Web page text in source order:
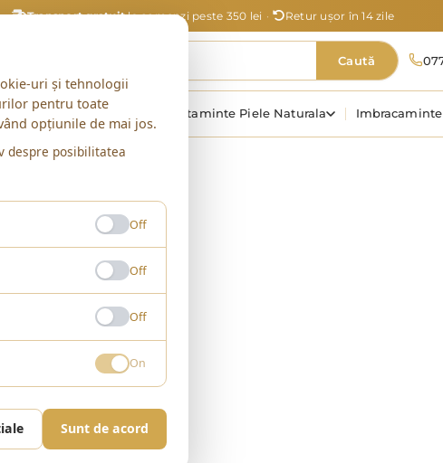
Transport gratuitla comenzi peste 350 lei · Retur ușor în 14 zile
Caută
Incaltaminte Dama Incaltaminte Piele Naturala
uri și tehnologii
pentru toate
opțiunile de mai jos.
despre posibilitatea
Off
Off
Off
On
Sunt de acord